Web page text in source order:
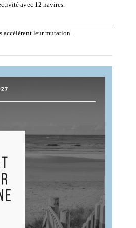
avec 12 navires.
accélèrent leur mutation.